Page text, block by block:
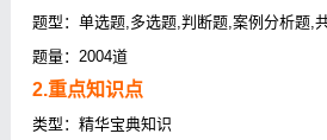
题型：单选题,多选题,判断题,案例分析题,
题量：2004道
2.重点知识点
类型：精华宝典知识